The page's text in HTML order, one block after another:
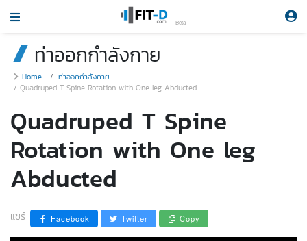
Beta
ท่าออกกำลังกาย
Home
ท่าออกกำลังกาย
Quadruped T Spine Rotation with One leg Abducted
Quadruped T Spine
Rotation with One leg
Abducted
แชร์ Facebook Twitter Copy